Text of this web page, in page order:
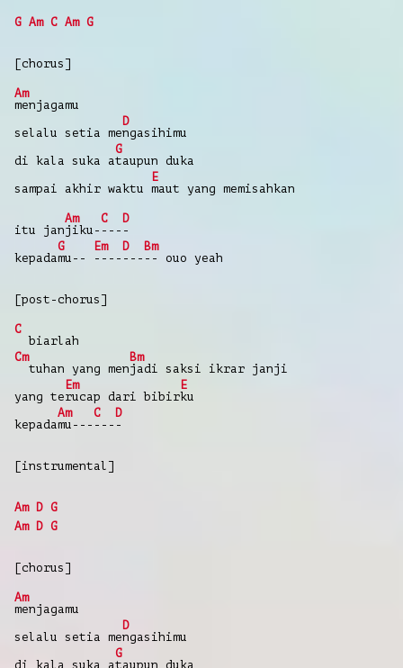
G Am C Am G
[chorus]
Am
menjagamu
selalu setia me
D
ngasihimu
di kala suka a
G
taupun duka
sampai akhir waktu
E
maut yang memisahkan
itu jan
Am
jiku-
C
---
D
-
kepada
G
mu--
Em
----
D
---
Bm
-- ouo yeah
[post-chorus]
C
biarlah
Cm
tuhan yang men
Bm
jadi saksi ikrar janji
yang te
Em
rucap dari bibir
E
ku
kepada
Am
mu---
C
---
D
-
[instrumental]
Am D G
Am D G
[chorus]
Am
menjagamu
selalu setia me
D
ngasihimu
di kala suka a
G
taupun duka